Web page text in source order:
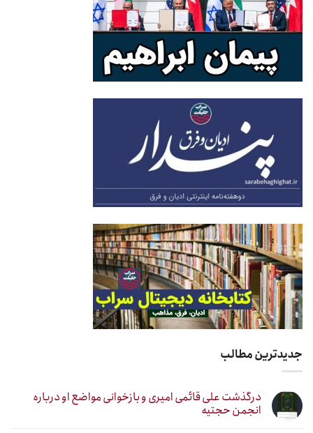
جدیدترین مطالب
درگذشت علی قائمی امیری و بازخوانی مواضع او درباره
انجمن حجتیه